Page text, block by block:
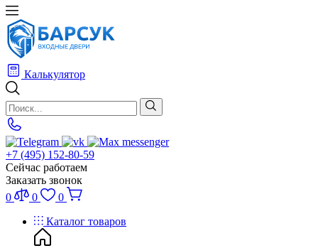
Калькулятор
+7 (495) 152-80-59
Сейчас работаем
Заказать звонок
0
0
0
Каталог товаров